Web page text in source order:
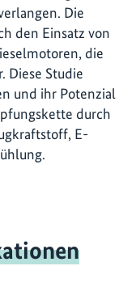
Die
den Einsatz von
die
Diese Studie
und ihr Potenzial
durch
E-